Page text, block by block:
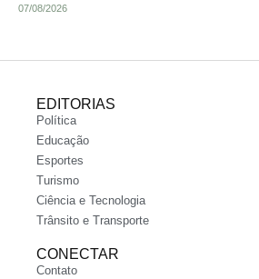
07/08/2026
EDITORIAS
Política
Educação
Esportes
Turismo
Ciência e Tecnologia
Trânsito e Transporte
CONECTAR
Contato